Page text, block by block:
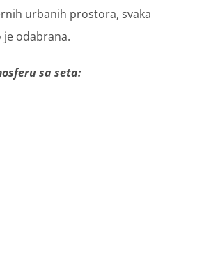
urbanih prostora, svaka
je odabrana.
sa seta: